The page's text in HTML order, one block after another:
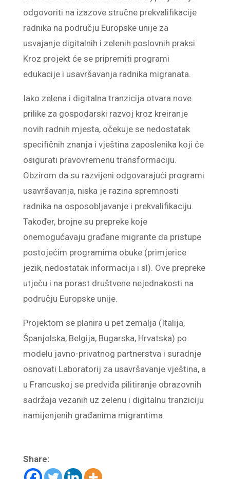
odgovoriti na izazove stručne prekvalifikacije
radnika na području Europske unije za
usvajanje digitalnih i zelenih poslovnih praksi.
Kroz projekt će se pripremiti programi
edukacije i usavršavanja radnika migranata.
Iako zelena i digitalna tranzicija otvara nove
prilike za gospodarski razvoj kroz kreiranje
novih radnih mjesta, očekuje se nedostatak
specifičnih znanja i vještina zaposlenika koji će
osigurati pravovremenu transformaciju.
Obzirom da su razvijeni odgovarajući programi
usavršavanja, niska je razina spremnosti
radnika na osposobljavanje i prekvalifikaciju.
Također, brojne su prepreke koje
onemogućavaju građane migrante da pristupe
postojećim programima obuke (primjerice
jezik, nedostatak informacija i sl). Ove prepreke
utječu i na porast društvene nejednakosti na
području Europske unije.
Projektom se planira u pet zemalja (Italija,
Španjolska, Belgija, Bugarska, Hrvatska) po
modelu javno-privatnog partnerstva i suradnje
osnovati Laboratorij za usavršavanje vještina, a
u Francuskoj se predviđa pilitiranje obrazovnih
sadržaja vezanih uz zelenu i digitalnu tranziciju
namijenjenih građanima migrantima.
Share: